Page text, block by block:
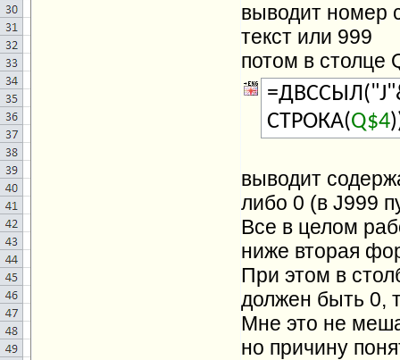
выводит номер
текст или 999
потом в столце
СТРОКА(Q$4
выводит
либо 0 (в J999
Все в целом
ниже вторая
При этом в
должен быть 0,
Мне это не
но причину